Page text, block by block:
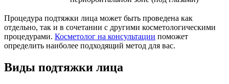
Процедура подтяжки лица может быть проведена как
отдельно, так и в сочетании с другими косметологическими
процедурами. Косметолог на консультации поможет
определить наиболее подходящий метод для вас.
Виды подтяжки лица